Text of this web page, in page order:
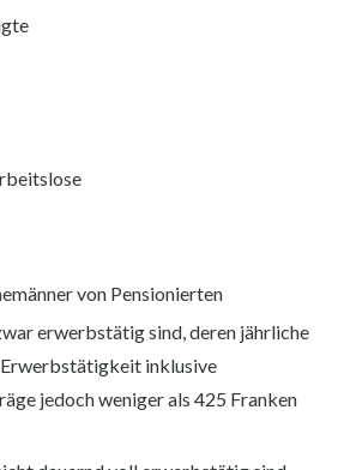
von Pensionierten
erwerbstätig sind, deren jährliche
inklusive
jedoch weniger als 425 Franken